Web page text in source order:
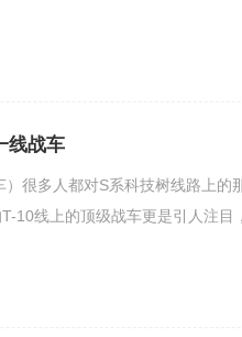
线战车
很多人都对S系科技树线路上的
10线上的顶级战车更是引人注目